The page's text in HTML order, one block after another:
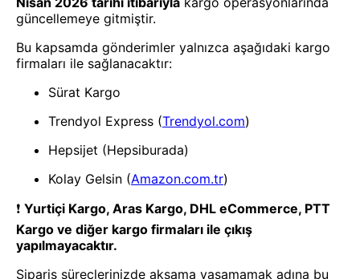
Uygulamayı İndir
App Store
Uygulamayı İndir
Hakkımızda
Akademi
Bilgi Merkezi
Yete Cargo
Yol Haritamız
Müşteri Hizmetleri
Blog
Bayi Olun
Tedarikçi Olun